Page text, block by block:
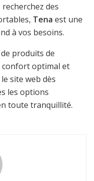
recherchez des
Tena est une
à vos besoins.
produits de
confort optimal et
site web dès
les options
toute tranquillité.